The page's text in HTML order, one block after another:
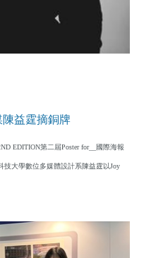
益霆摘銅牌
EDITION第二屆Poster for__國際海報
技大學數位多媒體設計系陳益霆以Joy